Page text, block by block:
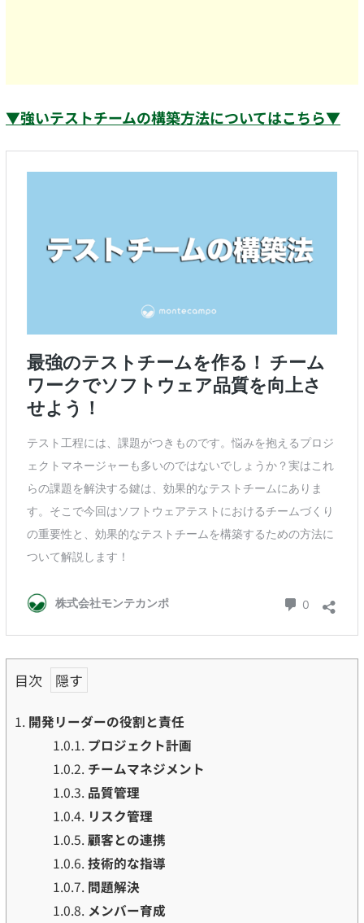
▼強いテストチームの構築方法についてはこちら▼
目次
1. 開発リーダーの役割と責任
1.0.1. プロジェクト計画
1.0.2. チームマネジメント
1.0.3. 品質管理
1.0.4. リスク管理
1.0.5.顧客との連携
1.0.6.技術的な指導
1.0.7. 問題解決
1.0.8. メンバー育成